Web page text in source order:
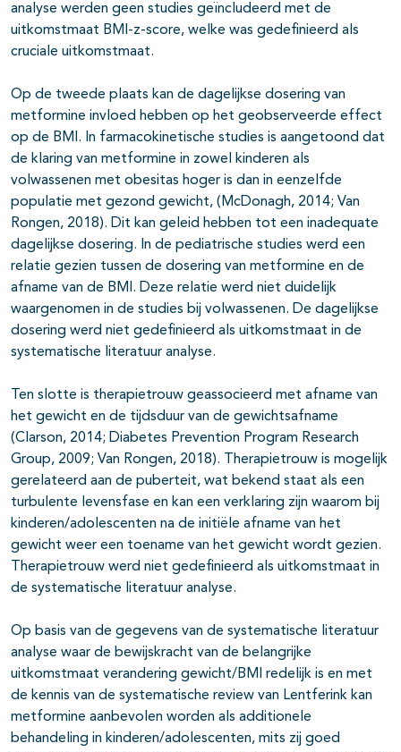
analyse werden geen studies geïncludeerd met de
uitkomstmaat BMI-z-score, welke was gedefinieerd als
cruciale uitkomstmaat.
Op de tweede plaats kan de dagelijkse dosering van
metformine invloed hebben op het geobserveerde effect
op de BMI. In farmacokinetische studies is aangetoond dat
de klaring van metformine in zowel kinderen als
volwassenen met obesitas hoger is dan in eenzelfde
populatie met gezond gewicht, (McDonagh, 2014; Van
Rongen, 2018). Dit kan geleid hebben tot een inadequate
dagelijkse dosering. In de pediatrische studies werd een
relatie gezien tussen de dosering van metformine en de
afname van de BMI. Deze relatie werd niet duidelijk
waargenomen in de studies bij volwassenen. De dagelijkse
dosering werd niet gedefinieerd als uitkomstmaat in de
systematische literatuur analyse.
Ten slotte is therapietrouw geassocieerd met afname van
het gewicht en de tijdsduur van de gewichtsafname
(Clarson, 2014; Diabetes Prevention Program Research
Group, 2009; Van Rongen, 2018). Therapietrouw is mogelijk
gerelateerd aan de puberteit, wat bekend staat als een
turbulente levensfase en kan een verklaring zijn waarom bij
kinderen/adolescenten na de initiële afname van het
gewicht weer een toename van het gewicht wordt gezien.
Therapietrouw werd niet gedefinieerd als uitkomstmaat in
de systematische literatuur analyse.
Op basis van de gegevens van de systematische literatuur
analyse waar de bewijskracht van de belangrijke
uitkomstmaat verandering gewicht/BMI redelijk is en met
de kennis van de systematische review van Lentferink kan
metformine aanbevolen worden als additionele
behandeling in kinderen/adolescenten, mits zij goed